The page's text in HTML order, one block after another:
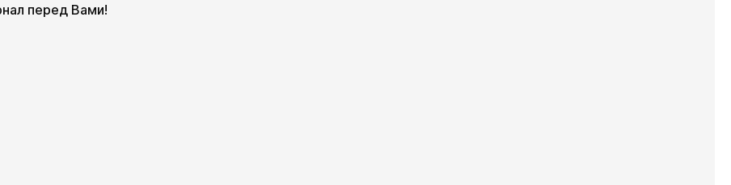
перед Вами!